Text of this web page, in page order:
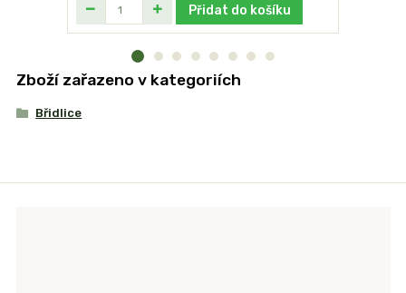
Přidat do košíku
Zboží zařazeno v kategoriích
Břidlice